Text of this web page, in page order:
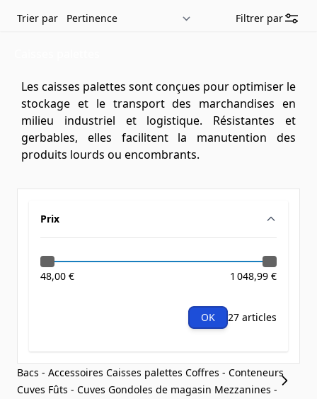
Trier par
Filtrer par
Les caisses palettes sont conçues pour optimiser le
stockage et le transport des marchandises en
milieu industriel et logistique. Résistantes et
gerbables, elles facilitent la manutention des
produits lourds ou encombrants.
Prix
48,00 € 1 048,99 €
OK 27 articles
Bacs - Accessoires Caisses palettes Coffres - Conteneurs
Cuves Fûts - Cuves Gondoles de magasin Mezzanines -